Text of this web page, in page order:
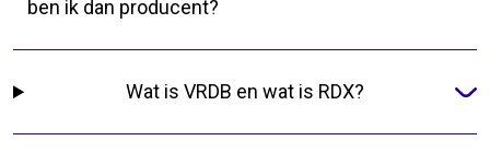
ben ik dan producent?
Wat is VRDB en wat is RDX?